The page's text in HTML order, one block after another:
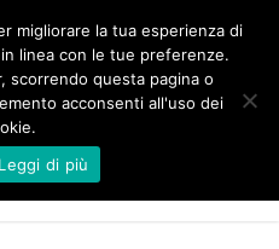
migliorare la tua esperienza di
linea con le tue preferenze.
scorrendo questa pagina o
acconsenti all'uso dei
Leggi di più